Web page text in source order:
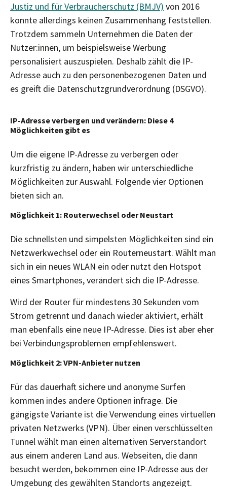
Justiz und für Verbraucherschutz (BMJV) von 2016
konnte allerdings keinen Zusammenhang feststellen.
Trotzdem sammeln Unternehmen die Daten der
Nutzer:innen, um beispielsweise Werbung
personalisiert auszuspielen. Deshalb zählt die IP-
Adresse auch zu den personenbezogenen Daten und
es greift die Datenschutzgrundverordnung (DSGVO).
IP-Adresse verbergen und verändern: Diese 4
Möglichkeiten gibt es
Um die eigene IP-Adresse zu verbergen oder
kurzfristig zu ändern, haben wir unterschiedliche
Möglichkeiten zur Auswahl. Folgende vier Optionen
bieten sich an.
Möglichkeit 1: Routerwechsel oder Neustart
Die schnellsten und simpelsten Möglichkeiten sind ein
Netzwerkwechsel oder ein Routerneustart. Wählt man
sich in ein neues WLAN ein oder nutzt den Hotspot
eines Smartphones, verändert sich die IP-Adresse.
Wird der Router für mindestens 30 Sekunden vom
Strom getrennt und danach wieder aktiviert, erhält
man ebenfalls eine neue IP-Adresse. Dies ist aber eher
bei Verbindungsproblemen empfehlenswert.
Möglichkeit 2: VPN-Anbieter nutzen
Für das dauerhaft sichere und anonyme Surfen
kommen indes andere Optionen infrage. Die
gängigste Variante ist die Verwendung eines virtuellen
privaten Netzwerks (VPN). Über einen verschlüsselten
Tunnel wählt man einen alternativen Serverstandort
aus einem anderen Land aus. Webseiten, die dann
besucht werden, bekommen eine IP-Adresse aus der
Umgebung des gewählten Standorts angezeigt.